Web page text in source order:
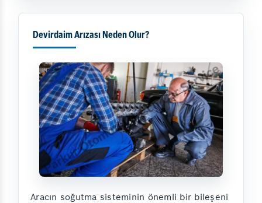
Devirdaim Arızası Neden Olur?
Aracın soğutma sisteminin önemli bir bileşeni